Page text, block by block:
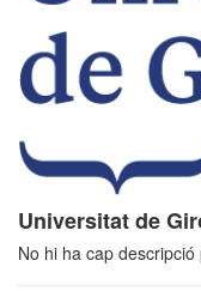
Universitat de
No hi ha cap